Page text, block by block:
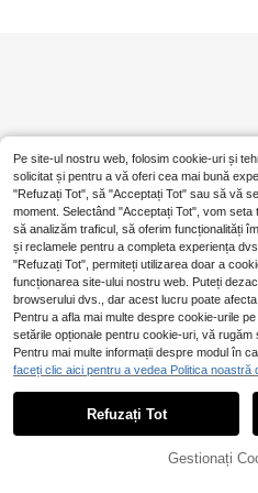
Pe site-ul nostru web, folosim cookie-uri și
solicitat și pentru a vă oferi cea mai bună
"Refuzați Tot", să "Acceptați Tot" sau să vă
moment. Selectând "Acceptați Tot", vom
să analizăm traficul, să oferim funcționalități
și reclamele pentru a completa experiența
"Refuzați Tot", permiteți utilizarea doar a
funcționarea site-ului nostru web. Puteți
browserului dvs., dar acest lucru poate
Pentru a afla mai multe despre cookie-urile
setările opționale pentru cookie-uri, vă rugăm
Pentru mai multe informații despre modul în
faceți clic aici pentru a vedea Politica noastră
Refuzați Tot
Gestionați